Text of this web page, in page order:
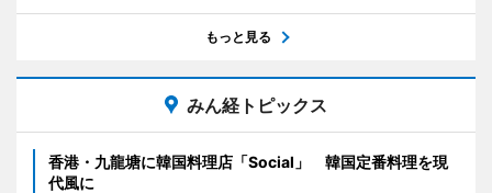
もっと見る
みん経トピックス
香港・九龍塘に韓国料理店「Social」 韓国定番料理を現
代風に